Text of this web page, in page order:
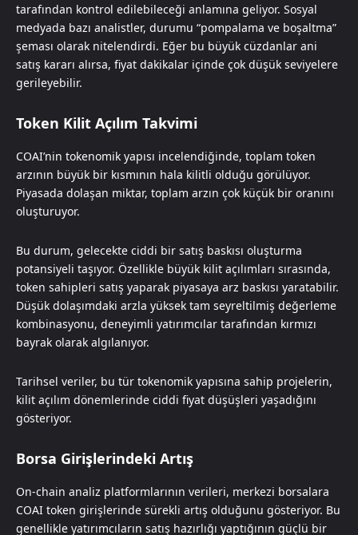
tarafından kontrol edilebileceği anlamına geliyor. Sosyal
medyada bazı analistler, durumu “pompalama ve boşaltma”
şeması olarak nitelendirdi. Eğer bu büyük cüzdanlar ani
satış kararı alırsa, fiyat dakikalar içinde çok düşük seviyelere
gerileyebilir.
Token Kilit Açılım Takvimi
COAI’nin tokenomik yapısı incelendiğinde, toplam token
arzının büyük bir kısmının hala kilitli olduğu görülüyor.
Piyasada dolaşan miktar, toplam arzın çok küçük bir oranını
oluşturuyor.
Bu durum, gelecekte ciddi bir satış baskısı oluşturma
potansiyeli taşıyor. Özellikle büyük kilit açılımları sırasında,
token sahipleri satış yaparak piyasaya arz baskısı yaratabilir.
Düşük dolaşımdaki arzla yüksek tam seyreltilmiş değerleme
kombinasyonu, deneyimli yatırımcılar tarafından kırmızı
bayrak olarak algılanıyor.
Tarihsel veriler, bu tür tokenomik yapısına sahip projelerin,
kilit açılım dönemlerinde ciddi fiyat düşüşleri yaşadığını
gösteriyor.
Borsa Girişlerindeki Artış
On-chain analiz platformlarının verileri, merkezi borsalara
COAI token girişlerinde sürekli artış olduğunu gösteriyor. Bu
genellikle yatırımcıların satış hazırlığı yaptığının güçlü bir